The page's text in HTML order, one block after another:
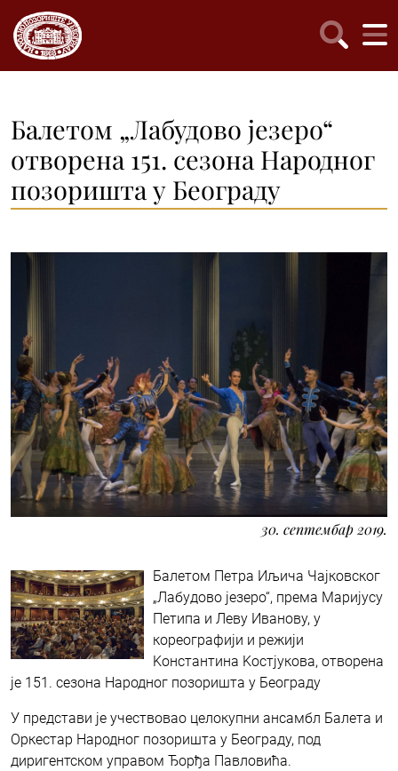
Балетом „Лабудово језеро“
отворена 151. сезона Народног
позоришта у Београду
30. септембар 2019.
Балетом Петра Иљича Чајковског
„Лабудово језеро“, према Маријусу
Петипа и Леву Иванову, у
кореографији и режији
Kонстантина Kостјукова, отворена
је 151. сезона Народног позоришта у Београду
У представи је учествовао целокупни ансамбл Балета и
Оркестар Народног позоришта у Београду, под
диригентском управом Ђорђа Павловића.